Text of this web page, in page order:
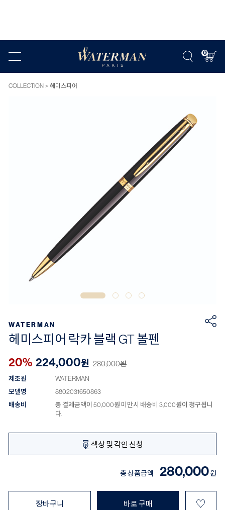
0
COLLECTION 헤미스피어
WATERMAN
헤미스피어 락카 블랙 GT 볼펜
20% 224,000원 280,000원
제조원
WATERMAN
모델명
8802031650863
배송비
총 결제금액이 50,000원 미만시 배송비 3,000원이 청구됩니
다.
색상 및 각인 신청
총 상품금액 280,000원
장바구니 바로 구매 ♡